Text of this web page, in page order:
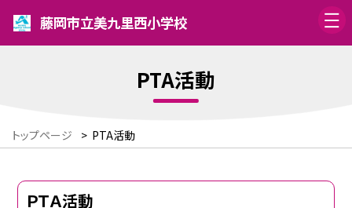
藤岡市立美九里西小学校
PTA活動
トップページ > PTA活動
ＰＴＡ活動